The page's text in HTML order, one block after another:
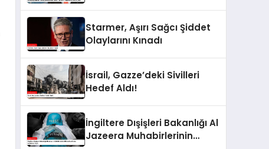
Starmer, Aşırı Sağcı Şiddet
Olaylarını Kınadı
İsrail, Gazze’deki Sivilleri
Hedef Aldı!
İngiltere Dışişleri Bakanlığı Al
Jazeera Muhabirlerinin